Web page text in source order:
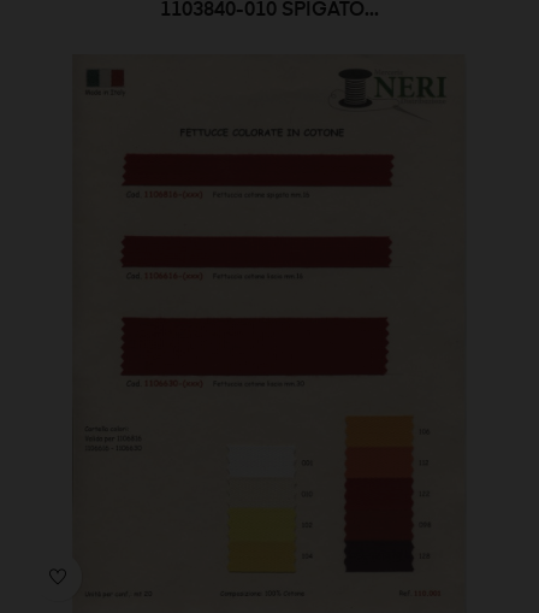
1103840-010 SPIGATO...